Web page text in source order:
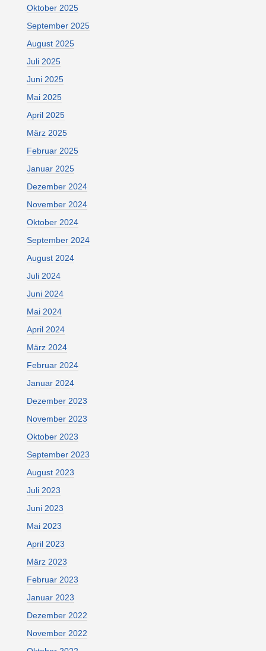
Oktober 2025
September 2025
August 2025
Juli 2025
Juni 2025
Mai 2025
April 2025
März 2025
Februar 2025
Januar 2025
Dezember 2024
November 2024
Oktober 2024
September 2024
August 2024
Juli 2024
Juni 2024
Mai 2024
April 2024
März 2024
Februar 2024
Januar 2024
Dezember 2023
November 2023
Oktober 2023
September 2023
August 2023
Juli 2023
Juni 2023
Mai 2023
April 2023
März 2023
Februar 2023
Januar 2023
Dezember 2022
November 2022